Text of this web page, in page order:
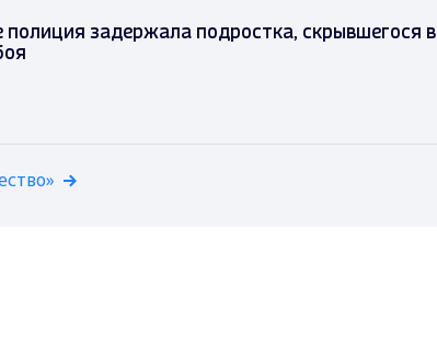
полиция задержала подростка, скрывшегося в